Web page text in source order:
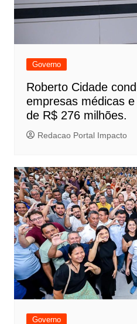
Governo
Roberto Cidade
empresas médicas
de R$ 276 milhões.
Redacao Portal Impacto
Governo